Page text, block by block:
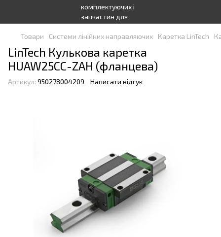
Товари Системи лінійних направляючих Каретка LinTech
LinTech Кулькова каретка
HUAW25CC-ZAH (фланцева)
Артикул: 950278004209 Написати відгук